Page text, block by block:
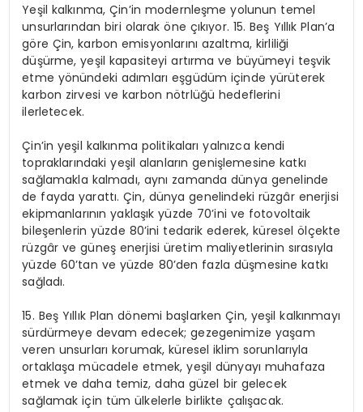
Yeşil kalkınma, Çin’in modernleşme yolunun temel
unsurlarından biri olarak öne çıkıyor. 15. Beş Yıllık Plan’a
göre Çin, karbon emisyonlarını azaltma, kirliliği
düşürme, yeşil kapasiteyi artırma ve büyümeyi teşvik
etme yönündeki adımları eşgüdüm içinde yürüterek
karbon zirvesi ve karbon nötrlüğü hedeflerini
ilerletecek.
Çin’in yeşil kalkınma politikaları yalnızca kendi
topraklarındaki yeşil alanların genişlemesine katkı
sağlamakla kalmadı, aynı zamanda dünya genelinde
de fayda yarattı. Çin, dünya genelindeki rüzgâr enerjisi
ekipmanlarının yaklaşık yüzde 70’ini ve fotovoltaik
bileşenlerin yüzde 80’ini tedarik ederek, küresel ölçekte
rüzgâr ve güneş enerjisi üretim maliyetlerinin sırasıyla
yüzde 60’tan ve yüzde 80’den fazla düşmesine katkı
sağladı.
15. Beş Yıllık Plan dönemi başlarken Çin, yeşil kalkınmayı
sürdürmeye devam edecek; gezegenimize yaşam
veren unsurları korumak, küresel iklim sorunlarıyla
ortaklaşa mücadele etmek, yeşil dünyayı muhafaza
etmek ve daha temiz, daha güzel bir gelecek
sağlamak için tüm ülkelerle birlikte çalışacak.